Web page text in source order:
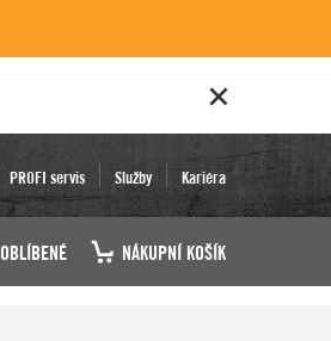
PROFI servis Služby Kariéra
OBLÍBENÉ NÁKUPNÍ KOŠÍK